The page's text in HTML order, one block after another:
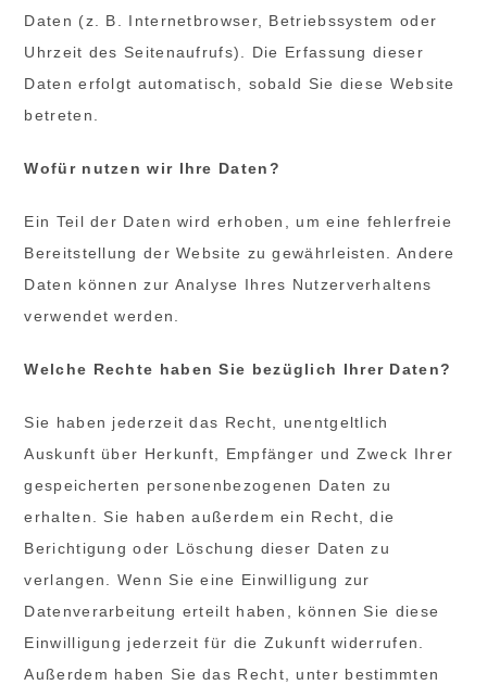
Daten (z. B. Internetbrowser, Betriebssystem oder
Uhrzeit des Seitenaufrufs). Die Erfassung dieser
Daten erfolgt automatisch, sobald Sie diese Website
betreten.
Wofür nutzen wir Ihre Daten?
Ein Teil der Daten wird erhoben, um eine fehlerfreie
Bereitstellung der Website zu gewährleisten. Andere
Daten können zur Analyse Ihres Nutzerverhaltens
verwendet werden.
Welche Rechte haben Sie bezüglich Ihrer Daten?
Sie haben jederzeit das Recht, unentgeltlich
Auskunft über Herkunft, Empfänger und Zweck Ihrer
gespeicherten personenbezogenen Daten zu
erhalten. Sie haben außerdem ein Recht, die
Berichtigung oder Löschung dieser Daten zu
verlangen. Wenn Sie eine Einwilligung zur
Datenverarbeitung erteilt haben, können Sie diese
Einwilligung jederzeit für die Zukunft widerrufen.
Außerdem haben Sie das Recht, unter bestimmten